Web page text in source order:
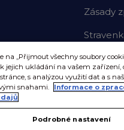
Zásady
na „Přijmout všechny soubory
jejich ukládání na vašem zařízení,
s analýzou využití dat a s
snahami.
Informace o
Podrobné nastavení